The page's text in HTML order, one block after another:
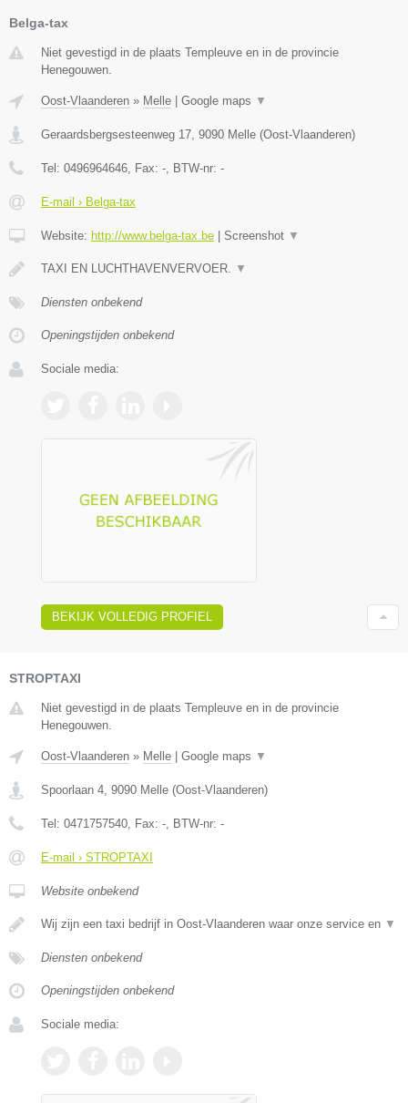
Belga-tax
Niet gevestigd in de plaats Templeuve en in de provincie
Henegouwen.
Oost-Vlaanderen » Melle | Google maps ▼
Geraardsbergsesteenweg 17 9090 Melle (Oost-Vlaanderen)
Tel: 0496964646 , Fax: - , BTW-nr: -
E-mail › Belga-tax
Website: http://www.belga-tax.be | Screenshot ▼
TAXI EN LUCHTHAVENVERVOER. ▼
Diensten onbekend
Openingstijden onbekend
Sociale media:
BEKIJK VOLLEDIG PROFIEL
STROPTAXI
Niet gevestigd in de plaats Templeuve en in de provincie
Henegouwen.
Oost-Vlaanderen » Melle Google maps ▼
Spoorlaan 4, 9090 Melle (Oost-Vlaanderen)
Tel: 0471757540, Fax: -, BTW-nr: -
E-mail › STROPTAXI
Website onbekend
Wij zijn een taxi bedrijf in Oost-Vlaanderen waar onze service en ▼
Diensten onbekend
Openingstijden onbekend
Sociale media: